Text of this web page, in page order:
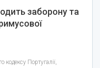
заборону та
Португалії,